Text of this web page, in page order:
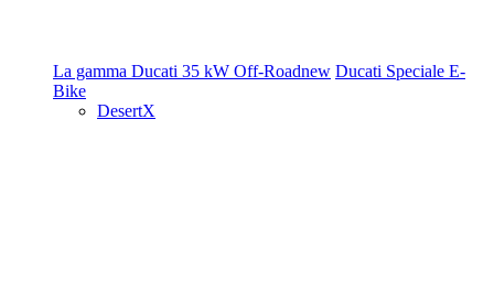
La gamma Ducati 35 kW Off-Roadnew Ducati Speciale E-
Bike
DesertX